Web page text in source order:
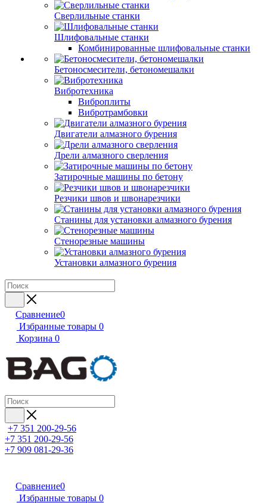
Сверлильные станки
Шлифовальные станки
Комбинированные шлифовальные станки
Бетоносмесители, бетономешалки
Вибротехника
Виброплиты
Вибротрамбовки
Двигатели алмазного бурения
Дрели алмазного сверления
Затирочные машины по бетону
Резчики швов и швонарезчики
Станины для установки алмазного бурения
Стенорезные машины
Установки алмазного бурения
Сравнение0
Избранные товары 0
Корзина 0
+7 351 200-29-56
+7 351 200-29-56
+7 909 081-29-36
Сравнение0
Избранные товары 0